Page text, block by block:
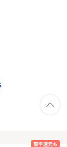
黒字還元も